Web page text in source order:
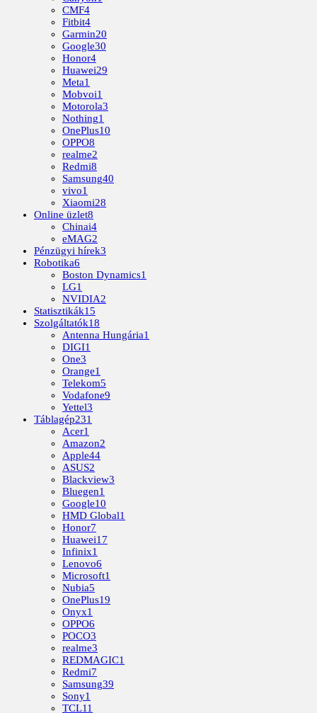
CMF4
Fitbit4
Garmin20
Google30
Honor4
Huawei29
Meta1
Mobvoi1
Motorola3
Nothing1
OnePlus10
OPPO8
realme2
Redmi8
Samsung40
vivo1
Xiaomi28
Online üzlet8
Chinai4
eMAG2
Pénzügyi hírek3
Robotika6
Boston Dynamics1
LG1
NVIDIA2
Statisztikák15
Szolgáltatók18
Antenna Hungária1
DIGI1
One3
Orange1
Telekom5
Vodafone9
Yettel3
Táblagép231
Acer1
Amazon2
Apple44
ASUS2
Blackview3
Bluegen1
Google10
HMD Global1
Honor7
Huawei17
Infinix1
Lenovo6
Microsoft1
Nubia5
OnePlus19
Onyx1
OPPO6
POCO3
realme3
REDMAGIC1
Redmi7
Samsung39
Sony1
TCL11